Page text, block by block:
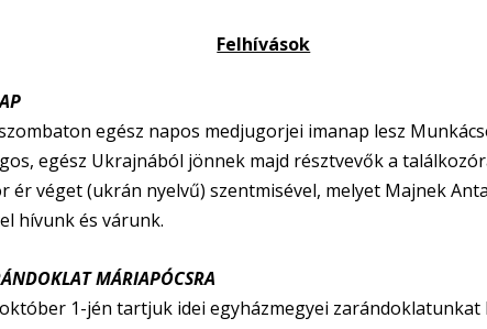
Felhívások
egész napos medjugorjei imanap lesz
egész Ukrajnából jönnek majd résztvevők a
ér véget (ukrán nyelvű) szentmisével, melyet Majnek
hívunk és várunk.
MÁRIAPÓCSRA
1-jén tartjuk idei egyházmegyei zarándoklatunkat